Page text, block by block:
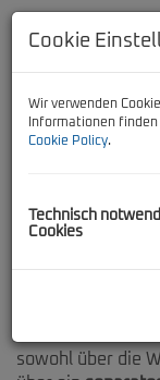
Beschreibung
Gewerbefläche
Zum Verkauf
werden kann.
Ihnen die
Vorstellungen
sowohl über die
Cookie
Wir verwenden
Informationen finden
Cookie Policy.
Technisch
Cookies